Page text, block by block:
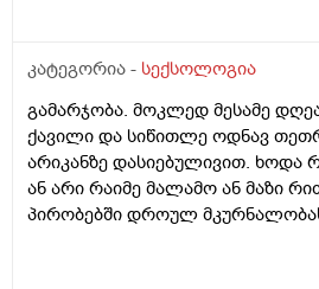
კატეგორია - სექსოლოგია
გამარჯობა. მოკლედ მესამე დღეა
ქავილი და სიწითლე ოდნავ
არიკანზე დასიებულივით. ხოდა
ან არი რაიმე მალამო ან მაზი
პირობებში დროულ